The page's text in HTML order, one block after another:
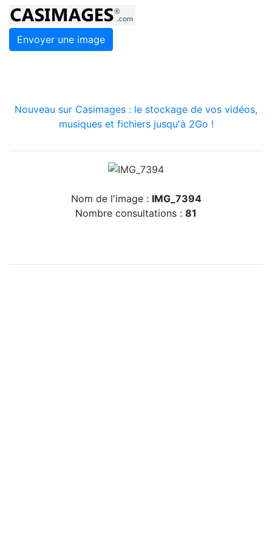
Envoyer une image
Nouveau sur Casimages : le stockage de vos vidéos,
musiques et fichiers jusqu'à 2Go !
Nom de l'image : IMG_7394
Nombre consultations : 81